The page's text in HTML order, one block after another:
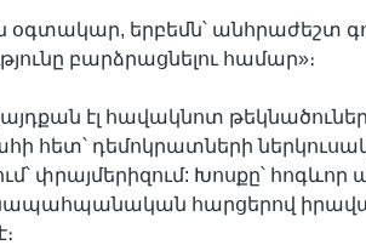
օգտակար, երբեմն՝ անհրաժեշտ
բարձրացնելու համար»։
այդքան էլ հավակնոտ
հետ՝ դեմոկրատների
փրայմերիզում: Խոսքը՝
հարցերով